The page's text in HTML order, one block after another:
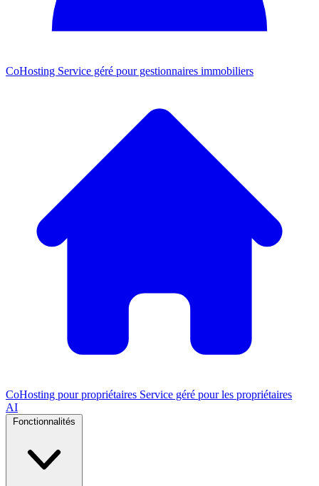
CoHosting Service géré pour gestionnaires immobiliers
CoHosting pour propriétaires Service géré pour les propriétaires
AI